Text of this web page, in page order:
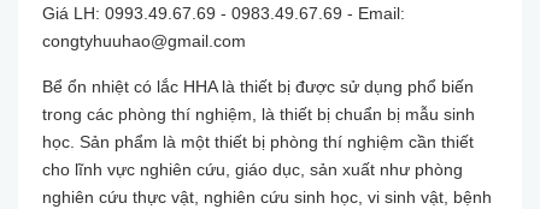
Giá LH: 0993.49.67.69 - 0983.49.67.69 - Email:
congtyhuuhao@gmail.com
Bể ổn nhiệt có lắc HHA là thiết bị được sử dụng phổ biến
trong các phòng thí nghiệm, là thiết bị chuẩn bị mẫu sinh
học. Sản phẩm là một thiết bị phòng thí nghiệm cần thiết
cho lĩnh vực nghiên cứu, giáo dục, sản xuất như phòng
nghiên cứu thực vật, nghiên cứu sinh học, vi sinh vật, bệnh